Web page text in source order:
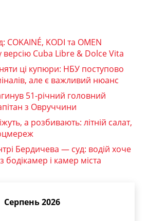
COKAINÉ, KODI та OMEN
версію Cuba Libre & Dolce Vita
ці купюри: НБУ поступово
але є важливий нюанс
51-річний головний
з Овруччини
а розбивають: літній салат,
Бердичева — суд: водій хоче
бодікамер і камер міста
Серпень 2026